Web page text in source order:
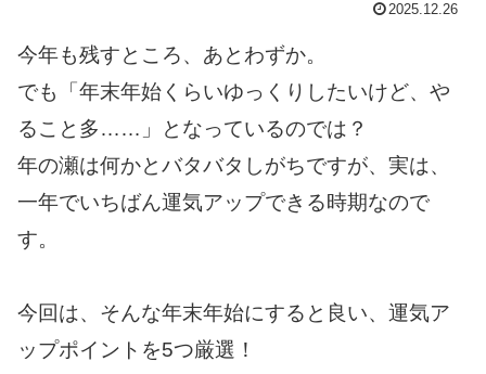
2025.12.26
今年も残すところ、あとわずか。
でも「年末年始くらいゆっくりしたいけど、や
ること多……」となっているのでは？
年の瀬は何かとバタバタしがちですが、実は、
一年でいちばん運気アップできる時期なので
す。
今回は、そんな年末年始にすると良い、運気ア
ップポイントを5つ厳選！